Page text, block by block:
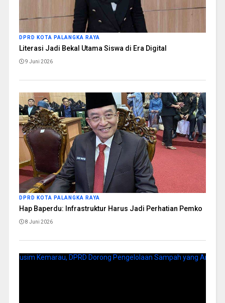
DPRD KOTA PALANGKA RAYA
Literasi Jadi Bekal Utama Siswa di Era Digital
9 Juni 2026
DPRD KOTA PALANGKA RAYA
Hap Baperdu: Infrastruktur Harus Jadi Perhatian Pemko
8 Juni 2026